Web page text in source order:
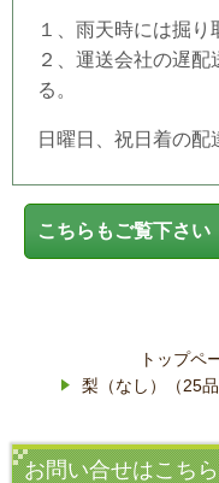
１、雨天時には掘り
２、運送会社の遅
る。
日曜日、祝日着の配
こちらもご覧下さい
トップペ
梨（なし）（25
お問い合せはこちら